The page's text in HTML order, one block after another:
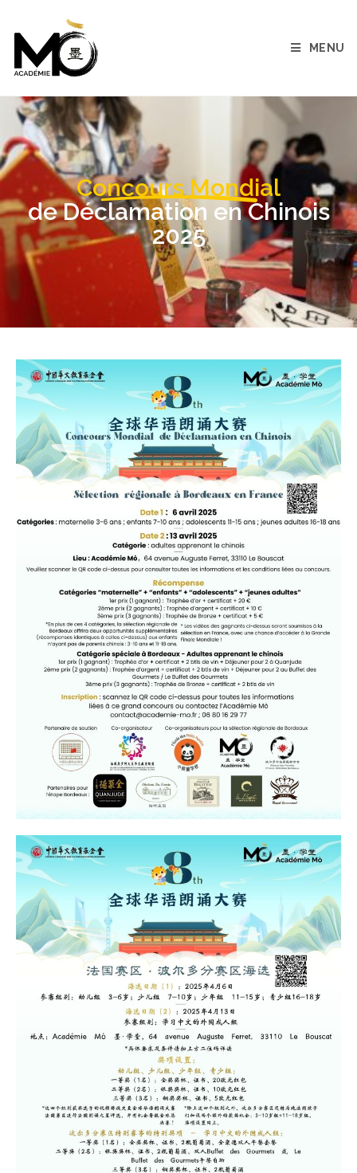
MENU
Concours Mondial
de Déclamation en Chinois
2025